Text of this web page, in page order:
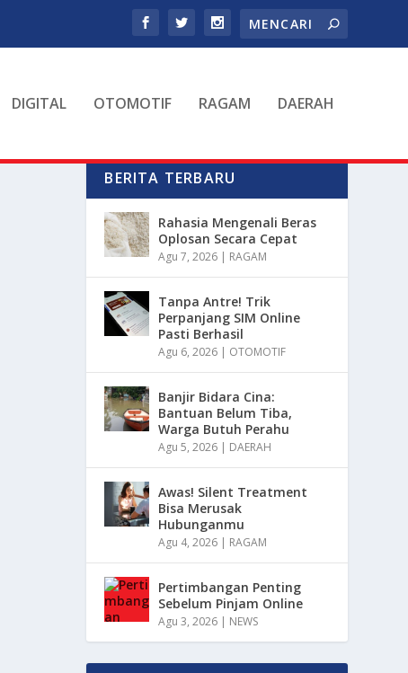
DIGITAL OTOMOTIF RAGAM DAERAH
BERITA TERBARU
Rahasia Mengenali Beras
Oplosan Secara Cepat
Agu 7, 2026 | RAGAM
Tanpa Antre! Trik
Perpanjang SIM Online
Pasti Berhasil
Agu 6, 2026 | OTOMOTIF
Banjir Bidara Cina:
Bantuan Belum Tiba,
Warga Butuh Perahu
Agu 5, 2026 | DAERAH
Awas! Silent Treatment
Bisa Merusak
Hubunganmu
Agu 4, 2026 | RAGAM
Pertimbangan Penting
Sebelum Pinjam Online
Agu 3, 2026 | NEWS